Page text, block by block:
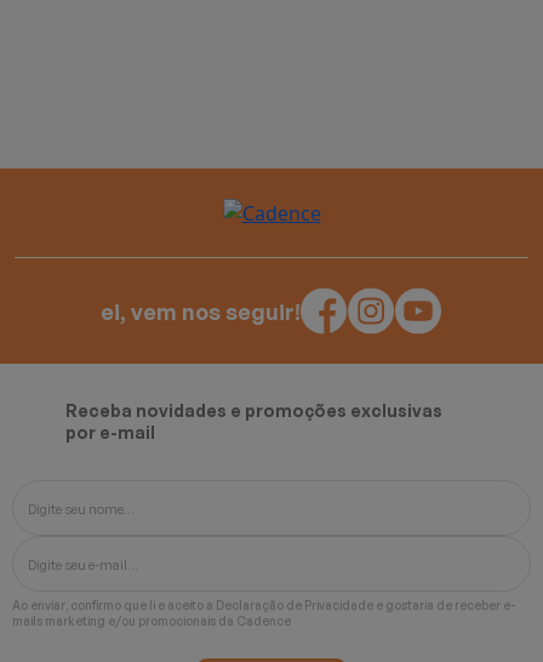
ei, vem nos seguir!
Receba novidades e promoções exclusivas
por e-mail
Ao enviar, confirmo que li e aceito a Declaração de Privacidade e gostaria de receber e-
mails marketing e/ou promocionais da Cadence